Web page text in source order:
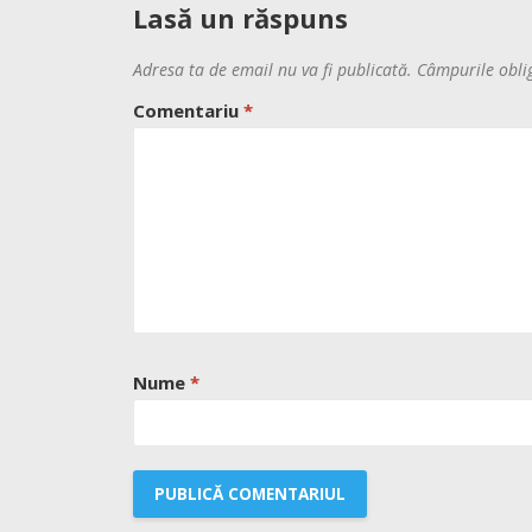
Lasă un răspuns
Adresa ta de email nu va fi publicată. Câmpurile
Comentariu *
Nume *